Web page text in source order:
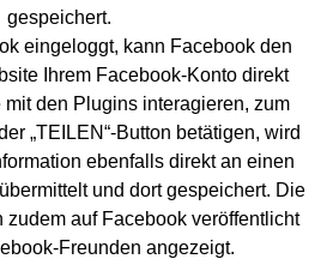
gespeichert.
eingeloggt, kann Facebook den
Ihrem Facebook-Konto direkt
den Plugins interagieren, zum
„TEILEN“-Button betätigen, wird
ebenfalls direkt an einen
und dort gespeichert. Die
zudem auf Facebook veröffentlicht
Freunden angezeigt.